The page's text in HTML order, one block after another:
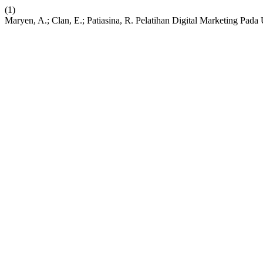
(1)
Maryen, A.; Clan, E.; Patiasina, R. Pelatihan Digital Marketing